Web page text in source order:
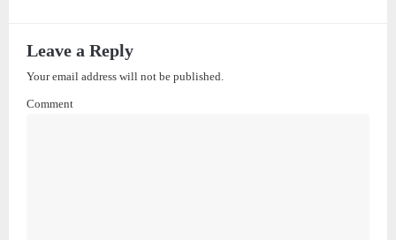
Leave a Reply
Your email address will not be published.
Comment